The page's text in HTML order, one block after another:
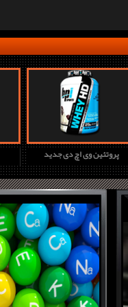
پروتئین وی اچ دی جدید